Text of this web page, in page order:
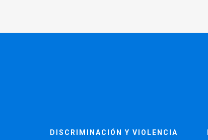
DISCRIMINACIÓN Y VIOLENCIA